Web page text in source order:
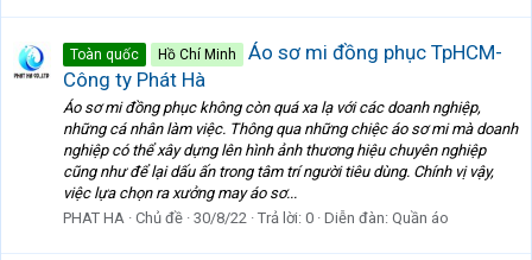
Toàn quốc Hồ Chí Minh
Áo sơ mi đồng phục TpHCM-
Công ty Phát Hà
Áo sơ mi đồng phục không còn quá xa lạ với các doanh nghiệp,
những cá nhân làm việc. Thông qua những chiệc áo sơ mi mà doanh
nghiệp có thể xây dựng lên hình ảnh thương hiệu chuyên nghiệp
cũng như để lại dấu ấn trong tâm trí người tiêu dùng. Chính vị vậy,
việc lựa chọn ra xưởng may áo sơ...
PHAT HA Chủ đề 30/8/22 Trả lời: 0 Diễn đàn: Quần áo